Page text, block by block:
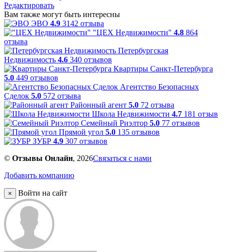
Редактировать
Вам также могут быть интересны
ЭВО 4.9 3142 отзыва
"ЦЕХ Недвижимости" 4.8 864
отзыва
Петербургская
Недвижимость 4.6 340 отзывов
Квартиры Санкт-Петербурга
5.0 449 отзывов
Агентство Безопасных
Сделок 5.0 572 отзыва
Районный агент 5.0 72 отзыва
Школа Недвижимости 4.7 181 отзыв
Семейный Риэлтор 5.0 77 отзывов
Прямой угол 5.0 135 отзывов
ЗУБР 4.9 307 отзывов
© Отзывы Онлайн, 2026Связаться с нами
Добавить компанию
× Войти на сайт